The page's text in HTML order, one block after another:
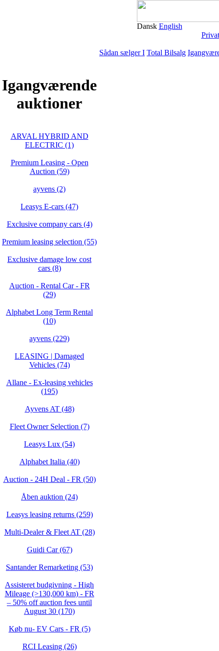
Dansk English
Privat
Sådan sælger I Total Bilsalg
Igangværende
auktioner
ARVAL HYBRID AND
ELECTRIC (1)
Premium Leasing - Open
Auction (59)
ayvens (2)
Leasys E-cars (47)
Exclusive company cars (4)
Premium leasing selection (55)
Exclusive damage low cost
cars (8)
Auction - Rental Car - FR
(29)
Alphabet Long Term Rental
(10)
ayvens (229)
LEASING | Damaged
Vehicles (74)
Allane - Ex-leasing vehicles
(195)
Ayvens AT (48)
Fleet Owner Selection (7)
Leasys Lux (54)
Alphabet Italia (40)
Auction - 24H Deal - FR (50)
Åben auktion (24)
Leasys leasing returns (259)
Multi-Dealer & Fleet AT (28)
Guidi Car (67)
Santander Remarketing (53)
Assisteret budgivning - High
Mileage (>130,000 km) - FR
– 50% off auction fees until
August 30 (170)
Køb nu- EV Cars - FR (5)
RCI Leasing (26)